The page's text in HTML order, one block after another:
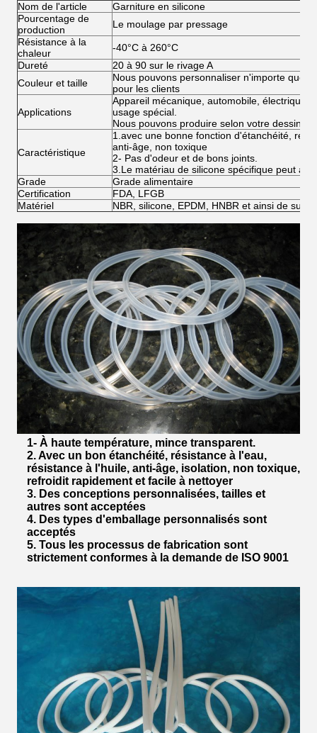
Nom de l'article
Garniture en silicone
Pourcentage de
production
Le moulage par pressage
Résistance à la
chaleur
-40°C à 260°C
Dureté
20 à 90 sur le rivage A
Couleur et taille
Nous pouvons personnaliser n'importe
pour les clients
Applications
Appareil mécanique, automobile, électrique,
usage spécial.
Nous pouvons produire selon votre dessin
Caractéristique
1.avec une bonne fonction d'étanchéité,
anti-âge, non toxique
2- Pas d'odeur et de bons joints.
3.Le matériau de silicone spécifique peut
Grade
Grade alimentaire
Certification
FDA, LFGB
Matériel
NBR, silicone, EPDM, HNBR et ainsi de suite
1- À haute température, mince transparent.
2. Avec un bon étanchéité, résistance à l'eau,
résistance à l'huile, anti-âge, isolation, non toxique,
refroidit rapidement et facile à nettoyer
3. Des conceptions personnalisées, tailles et
autres sont acceptées
4. Des types d'emballage personnalisés sont
acceptés
5. Tous les processus de fabrication sont
strictement conformes à la demande de ISO 9001